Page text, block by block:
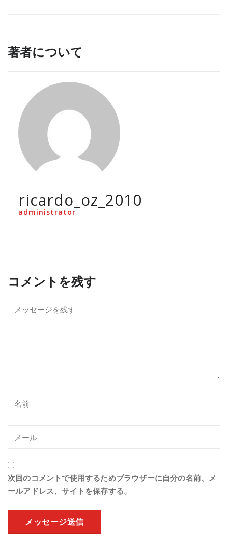
著者について
ricardo_oz_2010
administrator
コメントを残す
次回のコメントで使用するためブラウザーに自分の名前、メ
ールアドレス、サイトを保存する。